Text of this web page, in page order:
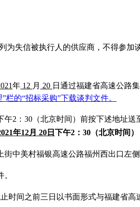
为失信被执行人的供应商，不得参加
年 12 月 20 日 通过福建省高速公路
栏的“招标采购”下载谈判文件。
午2：30（北京时间）前按下述地址送
年12月 20日 下午2：30（北京时间
街中美村福银高速公路福州西出口左
。
时间之前三日以书面形式与福建省高